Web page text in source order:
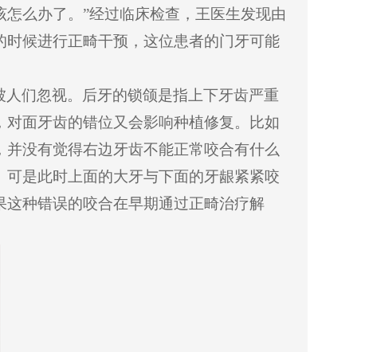
么办了。”经过临床检查，王医生发现由
候进行正畸干预，这位患者的门牙可能
们忽视。后牙的锁颌是指上下牙齿严重
面牙齿的错位又会影响种植修复。比如
没有觉得右边牙齿不能正常咬合有什么
是此时上面的大牙与下面的牙龈紧紧咬
种错误的咬合在早期通过正畸治疗解